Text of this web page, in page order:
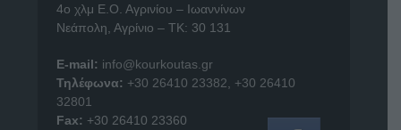
4o χλμ Ε.Ο. Αγρινίου – Ιωαννίνων
Νεάπολη, Αγρίνιο – ΤΚ: 30 131
E-mail: info@kourkoutas.gr
Τηλέφωνα: +30 26410 23382
+30 26410
32801
Fax: +30 26410 23360